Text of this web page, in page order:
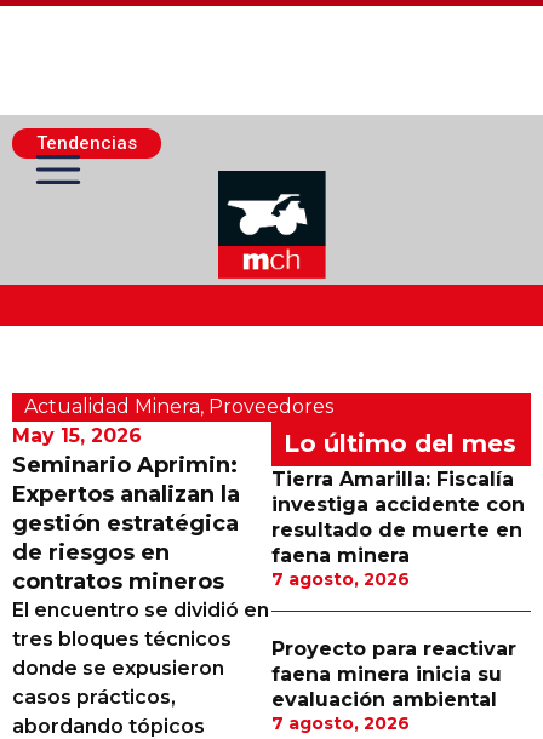
Tendencias
Actualidad Minera
Minería Superficie
Minerí­a Subterránea
Proveedores
Canal Digital
Columnas de Opinión
Designaciones
Actualidad Minera, Proveedores
May 15, 2026
Seminario Aprimin:
Expertos analizan la
gestión estratégica
de riesgos en
contratos mineros
El encuentro se dividió en
tres bloques técnicos
donde se expusieron
casos prácticos,
abordando tópicos
Lo último del mes
Tierra Amarilla: Fiscalía
investiga accidente con
resultado de muerte en
faena minera
7 agosto, 2026
Proyecto para reactivar
faena minera inicia su
evaluación ambiental
7 agosto, 2026